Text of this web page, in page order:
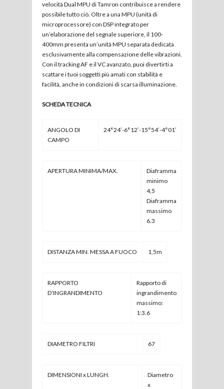
velocità Dual MPU di Tamron contribuisce a rendere
possibile tutto ciò. Oltre a una MPU (unità di
microprocessore) con DSP integrato per
un’elaborazione del segnale superiore, il 100-
400mm presenta un’unità MPU separata dedicata
esclusivamente alla compensazione delle vibrazioni.
Con il tracking AF e il VC avanzato, puoi divertirti a
scattare i tuoi soggetti più amati con stabilità e
facilità, anche in condizioni di scarsa illuminazione.
SCHEDA TECNICA
ANGOLO DI
CAMPO
24°24′-6°12′-15°54′-4°01′
APERTURA MINIMA/MAX.
Diaframma
minimo
4,5
Diaframma
massimo
6.3
DISTANZA MIN. MESSA A FUOCO 1,5m
RAPPORTO
D’INGRANDIMENTO
Rapporto di
ingrandimento
massimo:
1:3.6
DIAMETRO FILTRI 67
DIMENSIONI x LUNGH.
Diametro
x